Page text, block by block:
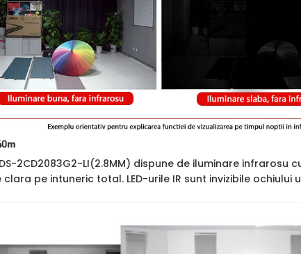
2CD2083G2-LI(2.8MM) dispune de iluminare infrarosu
pe intuneric total. LED-urile IR sunt invizibile ochiului